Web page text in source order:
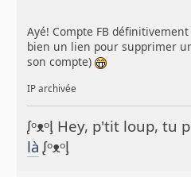
Ayé! Compte FB
bien un lien pour supprimer
son compte)
IP archivée
ᶘᵒᴥᵒᶅ Hey, p'tit loup, tu
là ᶘᵒᴥᵒᶅ